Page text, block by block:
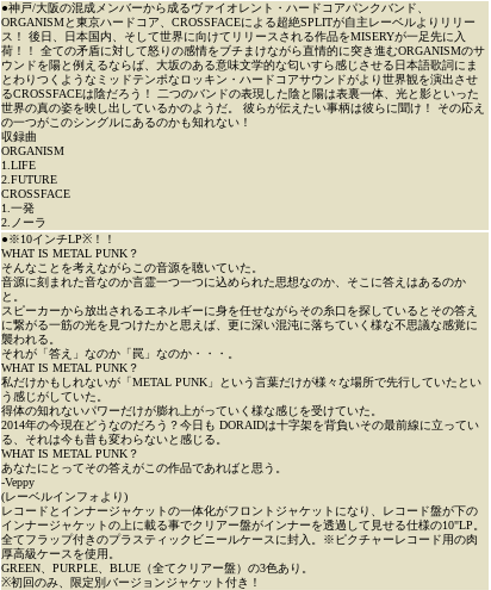
●神戸/大阪の混成メンバーから成るヴァイオレント・ハードコアパンクバンド、
ORGANISMと東京ハードコア、CROSSFACEによる超絶SPLITが自主レーベルよりリリー
ス！ 後日、日本国内、そして世界に向けてリリースされる作品をMISERYが一足先に入
荷！！ 全ての矛盾に対して怒りの感情をブチまけながら直情的に突き進むORGANISMのサ
ウンドを陽と例えるならば、大坂のある意味文学的な匂いすら感じさせる日本語歌詞にま
とわりつくようなミッドテンポなロッキン・ハードコアサウンドがより世界観を演出させ
るCROSSFACEは陰だろう！ 二つのバンドの表現した陰と陽は表裏一体、光と影といった
世界の真の姿を映し出しているかのようだ。 彼らが伝えたい事柄は彼らに聞け！ その応え
の一つがこのシングルにあるのかも知れない！
収録曲
ORGANISM
1.LIFE
2.FUTURE
CROSSFACE
1.一発
2.ノーラ
●※10インチLP※！！
WHAT IS METAL PUNK？
そんなことを考えながらこの音源を聴いていた。
音源に刻まれた音なのか言霊一つ一つに込められた思想なのか、そこに答えはあるのか
と。
スピーカーから放出されるエネルギーに身を任せながらその糸口を探しているとその答え
に繋がる一筋の光を見つけたかと思えば、更に深い混沌に落ちていく様な不思議な感覚に
襲われる。
それが「答え」なのか「罠」なのか・・・。
WHAT IS METAL PUNK？
私だけかもしれないが「METAL PUNK」という言葉だけが様々な場所で先行していたとい
う感じがしていた。
得体の知れないパワーだけが膨れ上がっていく様な感じを受けていた。
2014年の今現在どうなのだろう？今日も DORAIDは十字架を背負いその最前線に立ってい
る、それは今も昔も変わらないと感じる。
WHAT IS METAL PUNK？
あなたにとってその答えがこの作品であればと思う。
-Veppy
(レーベルインフォより)
レコードとインナージャケットの一体化がフロントジャケットになり、レコード盤が下の
インナージャケットの上に載る事でクリアー盤がインナーを透過して見せる仕様の10"LP。
全てフラップ付きのプラスティックビニールケースに封入。※ピクチャーレコード用の肉
厚高級ケースを使用。
GREEN、PURPLE、BLUE（全てクリアー盤）の3色あり。
※初回のみ、限定別バージョンジャケット付き！